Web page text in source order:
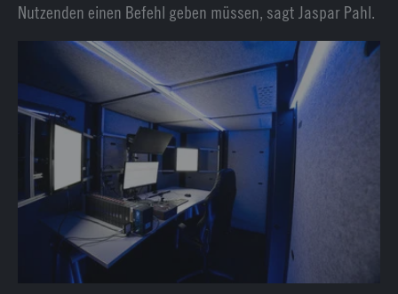
Nutzenden einen Befehl geben müssen, sagt Jaspar Pahl.